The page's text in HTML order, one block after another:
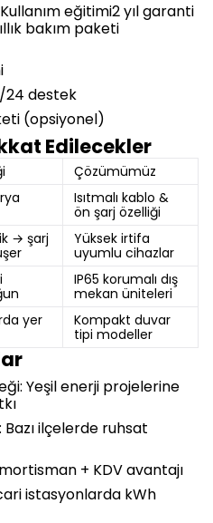
eğitimi2 yıl garanti
bakım paketi
24 destek
(opsiyonel)
Edilecekler
Çözümümüz
Isıtmalı kablo &
ön şarj özelliği
→ şarj
Yüksek irtifa
uyumlu cihazlar
IP65 korumalı dış
mekan üniteleri
yer
Kompakt duvar
tipi modeller
Yeşil enerji projelerine
ilçelerde ruhsat
+ KDV avantajı
istasyonlarda kWh